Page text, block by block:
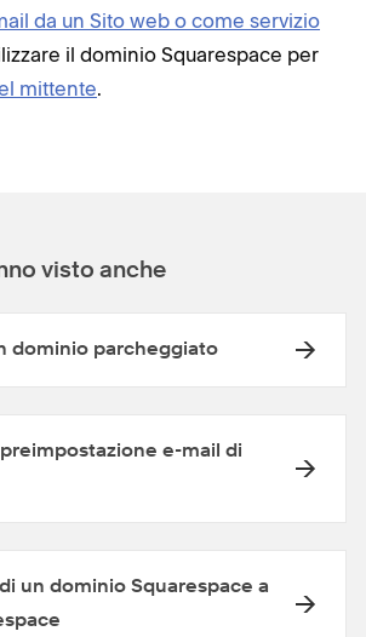
da un Sito web o come servizio
il dominio Squarespace per
mittente.
visto anche
dominio parcheggiato
e-mail di
un dominio Squarespace a